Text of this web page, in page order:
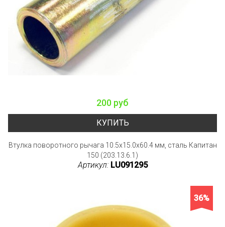
200 руб
КУПИТЬ
Втулка поворотного рычага 10.5x15.0x60.4 мм, сталь Капитан
150 (203.13.6.1)
Артикул: LU091295
36%